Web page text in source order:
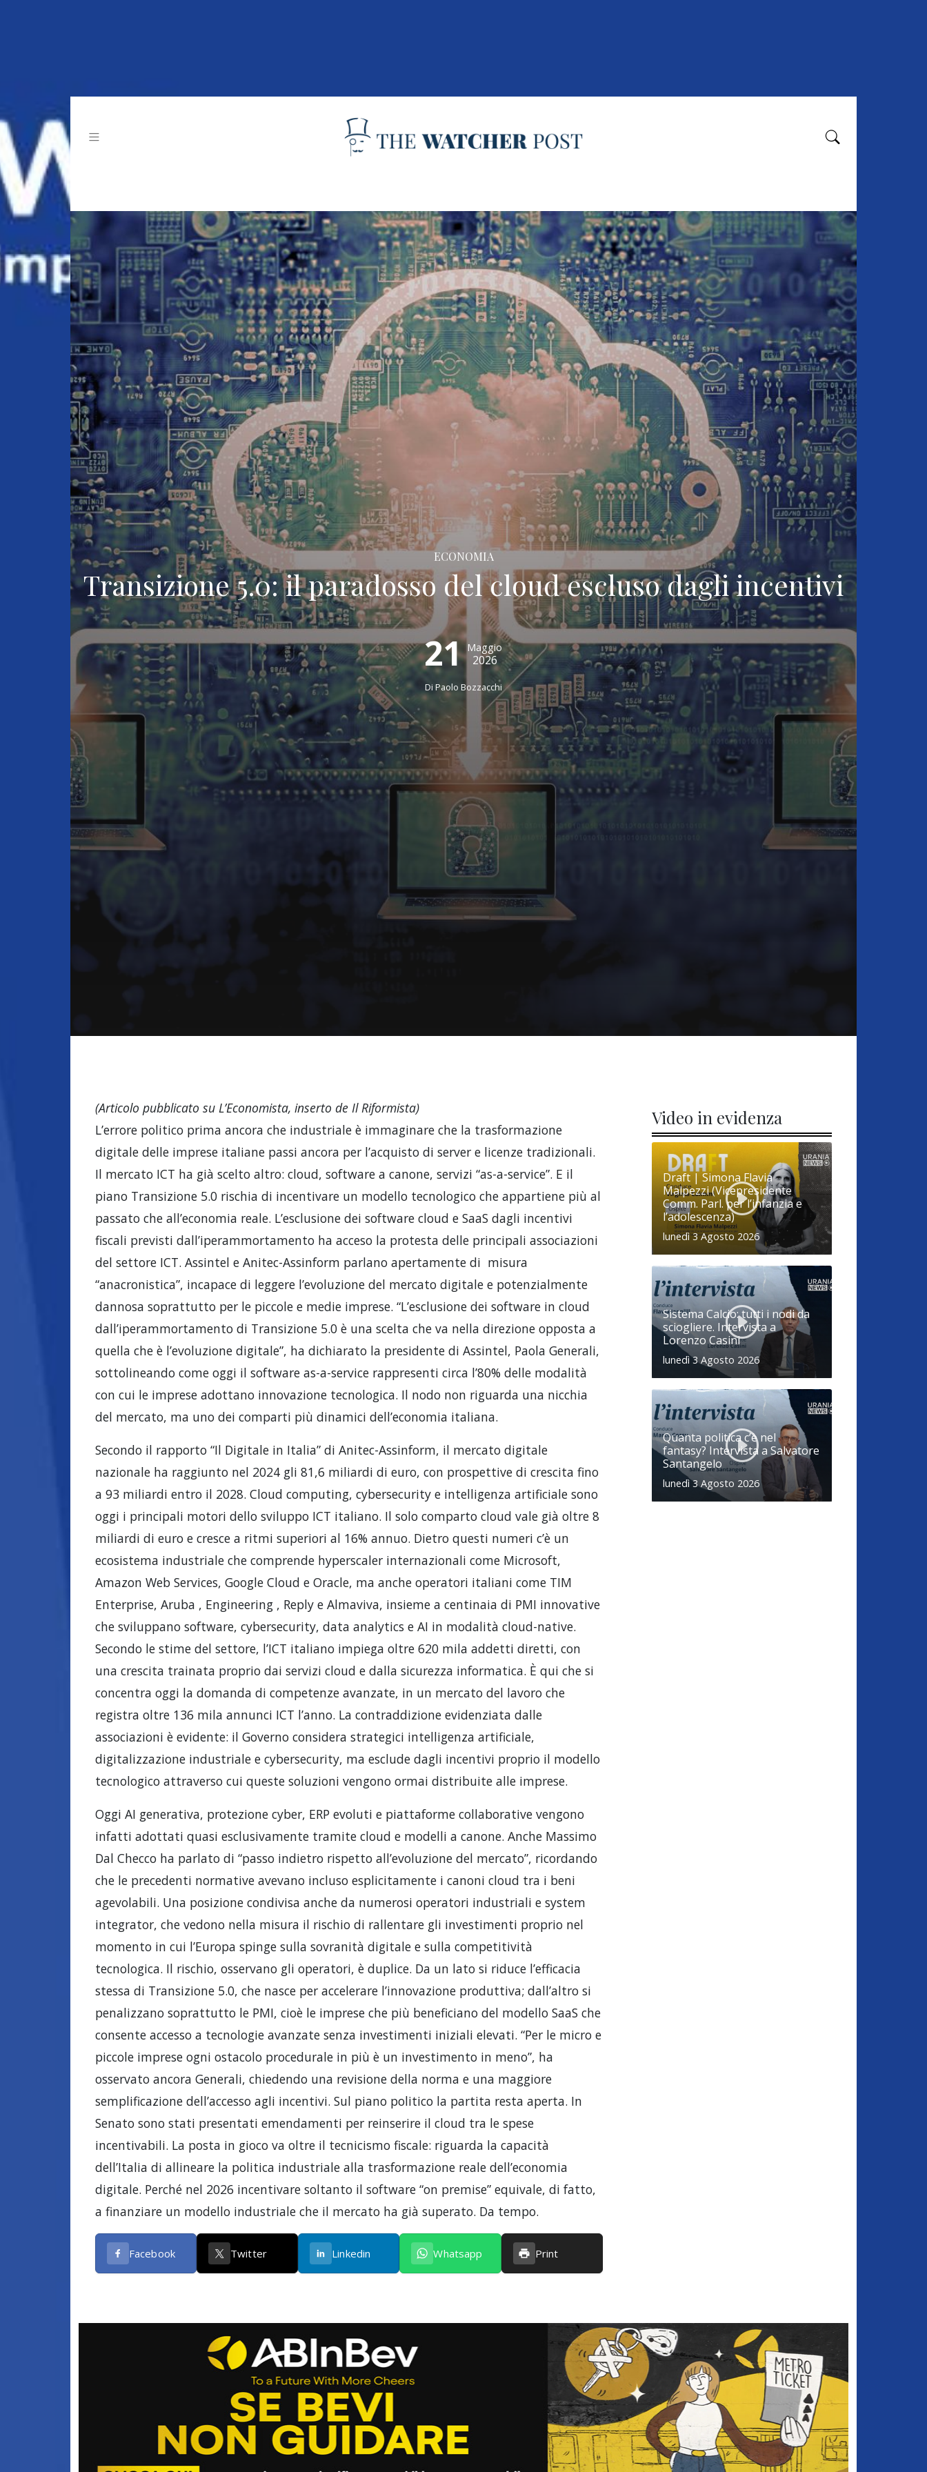
ECONOMIA
Transizione 5.0: il paradosso del cloud escluso dagli incentivi
21 Maggio
2026
Di Paolo Bozzacchi
(Articolo pubblicato su L’Economista, inserto de Il Riformista)
L’errore politico prima ancora che industriale è immaginare che la trasformazione
digitale delle imprese italiane passi ancora per l’acquisto di server e licenze tradizionali.
Il mercato ICT ha già scelto altro: cloud, software a canone, servizi “as-a-service”. E il
piano Transizione 5.0 rischia di incentivare un modello tecnologico che appartiene più al
passato che all’economia reale. L’esclusione dei software cloud e SaaS dagli incentivi
fiscali previsti dall’iperammortamento ha acceso la protesta delle principali associazioni
del settore ICT. Assintel e Anitec-Assinform parlano apertamente di misura
“anacronistica”, incapace di leggere l’evoluzione del mercato digitale e potenzialmente
dannosa soprattutto per le piccole e medie imprese. “L’esclusione dei software in cloud
dall’iperammortamento di Transizione 5.0 è una scelta che va nella direzione opposta a
quella che è l’evoluzione digitale”, ha dichiarato la presidente di Assintel, Paola Generali,
sottolineando come oggi il software as-a-service rappresenti circa l’80% delle modalità
con cui le imprese adottano innovazione tecnologica. Il nodo non riguarda una nicchia
del mercato, ma uno dei comparti più dinamici dell’economia italiana.
Secondo il rapporto “Il Digitale in Italia” di Anitec-Assinform, il mercato digitale
nazionale ha raggiunto nel 2024 gli 81,6 miliardi di euro, con prospettive di crescita fino
a 93 miliardi entro il 2028. Cloud computing, cybersecurity e intelligenza artificiale sono
oggi i principali motori dello sviluppo ICT italiano. Il solo comparto cloud vale già oltre 8
miliardi di euro e cresce a ritmi superiori al 16% annuo. Dietro questi numeri c’è un
ecosistema industriale che comprende hyperscaler internazionali come Microsoft,
Amazon Web Services, Google Cloud e Oracle, ma anche operatori italiani come TIM
Enterprise, Aruba , Engineering , Reply e Almaviva, insieme a centinaia di PMI innovative
che sviluppano software, cybersecurity, data analytics e AI in modalità cloud-native.
Secondo le stime del settore, l’ICT italiano impiega oltre 620 mila addetti diretti, con
una crescita trainata proprio dai servizi cloud e dalla sicurezza informatica. È qui che si
concentra oggi la domanda di competenze avanzate, in un mercato del lavoro che
registra oltre 136 mila annunci ICT l’anno. La contraddizione evidenziata dalle
associazioni è evidente: il Governo considera strategici intelligenza artificiale,
digitalizzazione industriale e cybersecurity, ma esclude dagli incentivi proprio il modello
tecnologico attraverso cui queste soluzioni vengono ormai distribuite alle imprese.
Oggi AI generativa, protezione cyber, ERP evoluti e piattaforme collaborative vengono
infatti adottati quasi esclusivamente tramite cloud e modelli a canone. Anche Massimo
Dal Checco ha parlato di “passo indietro rispetto all’evoluzione del mercato”, ricordando
che le precedenti normative avevano incluso esplicitamente i canoni cloud tra i beni
agevolabili. Una posizione condivisa anche da numerosi operatori industriali e system
integrator, che vedono nella misura il rischio di rallentare gli investimenti proprio nel
momento in cui l’Europa spinge sulla sovranità digitale e sulla competitività
tecnologica. Il rischio, osservano gli operatori, è duplice. Da un lato si riduce l’efficacia
stessa di Transizione 5.0, che nasce per accelerare l’innovazione produttiva; dall’altro si
penalizzano soprattutto le PMI, cioè le imprese che più beneficiano del modello SaaS che
consente accesso a tecnologie avanzate senza investimenti iniziali elevati. “Per le micro e
piccole imprese ogni ostacolo procedurale in più è un investimento in meno”, ha
osservato ancora Generali, chiedendo una revisione della norma e una maggiore
semplificazione dell’accesso agli incentivi. Sul piano politico la partita resta aperta. In
Senato sono stati presentati emendamenti per reinserire il cloud tra le spese
incentivabili. La posta in gioco va oltre il tecnicismo fiscale: riguarda la capacità
dell’Italia di allineare la politica industriale alla trasformazione reale dell’economia
digitale. Perché nel 2026 incentivare soltanto il software “on premise” equivale, di fatto,
a finanziare un modello industriale che il mercato ha già superato. Da tempo.
Facebook Twitter Linkedin Whatsapp Print
Video in evidenza
Draft | Simona Flavia
Malpezzi (Vicepresidente
Comm. Parl. per l’infanzia e
l’adolescenza)
lunedì 3 Agosto 2026
Sistema Calcio: tutti i nodi da
sciogliere. Intervista a
Lorenzo Casini
lunedì 3 Agosto 2026
Quanta politica c’è nel
fantasy? Intervista a Salvatore
Santangelo
lunedì 3 Agosto 2026